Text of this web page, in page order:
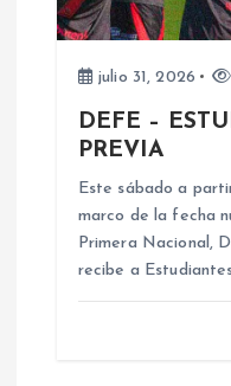
julio 31, 2026
DEFE –
PREVIA
Este sábado a
marco de la fecha
Primera Nacional,
recibe a